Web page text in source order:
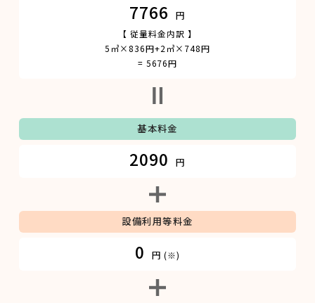
7766 円
【 従量料金内訳 】
5㎥×836円+2㎥×748円
= 5676円
基本料金
2090 円
設備利用等料金
0 円 (※)